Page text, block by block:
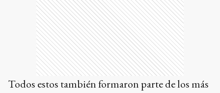
Todos estos también formaron parte de los más